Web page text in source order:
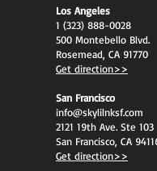
Los Angeles
1 (323) 888-0028
500 Montebello Blvd.
Rosemead, CA 91770
Get direction>>
San Francisco
info@skylilnksf.com
2121 19th Ave. Ste 103
San Francisco, CA
Get direction>>